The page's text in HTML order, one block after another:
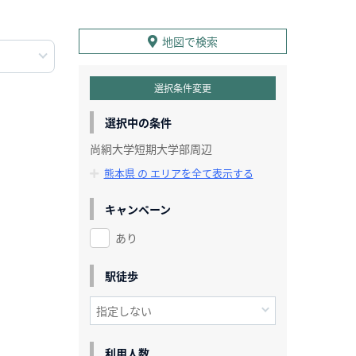
地図で検索
選択条件変更
選択中の条件
尚絅大学短期大学部周辺
熊本県 の エリアを全て表示する
キャンペーン
あり
駅徒歩